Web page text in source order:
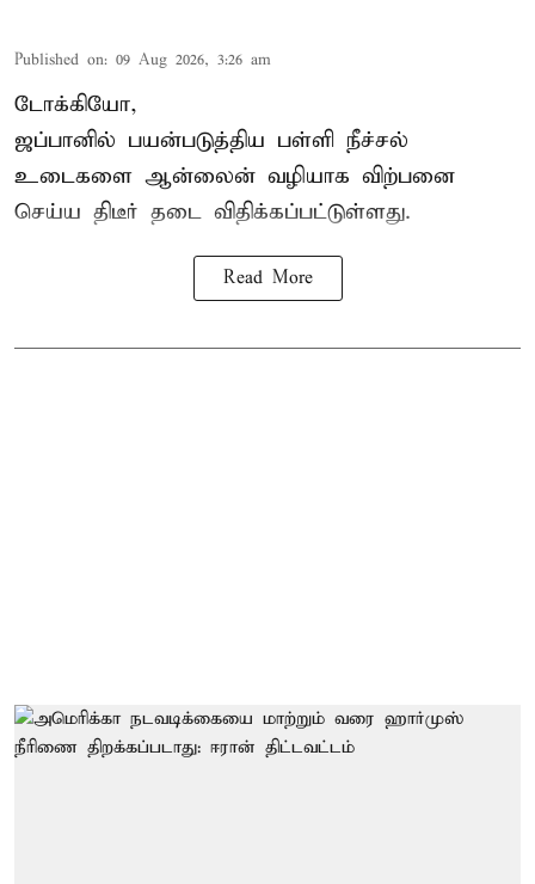
Published on: 09 Aug 2026, 3:26 am
டோக்கியோ,
ஜப்பானில் பயன்படுத்திய பள்ளி நீச்சல்
உடைகளை ஆன்லைன் வழியாக விற்பனை
செய்ய திடீர் தடை விதிக்கப்பட்டுள்ளது.
Read More